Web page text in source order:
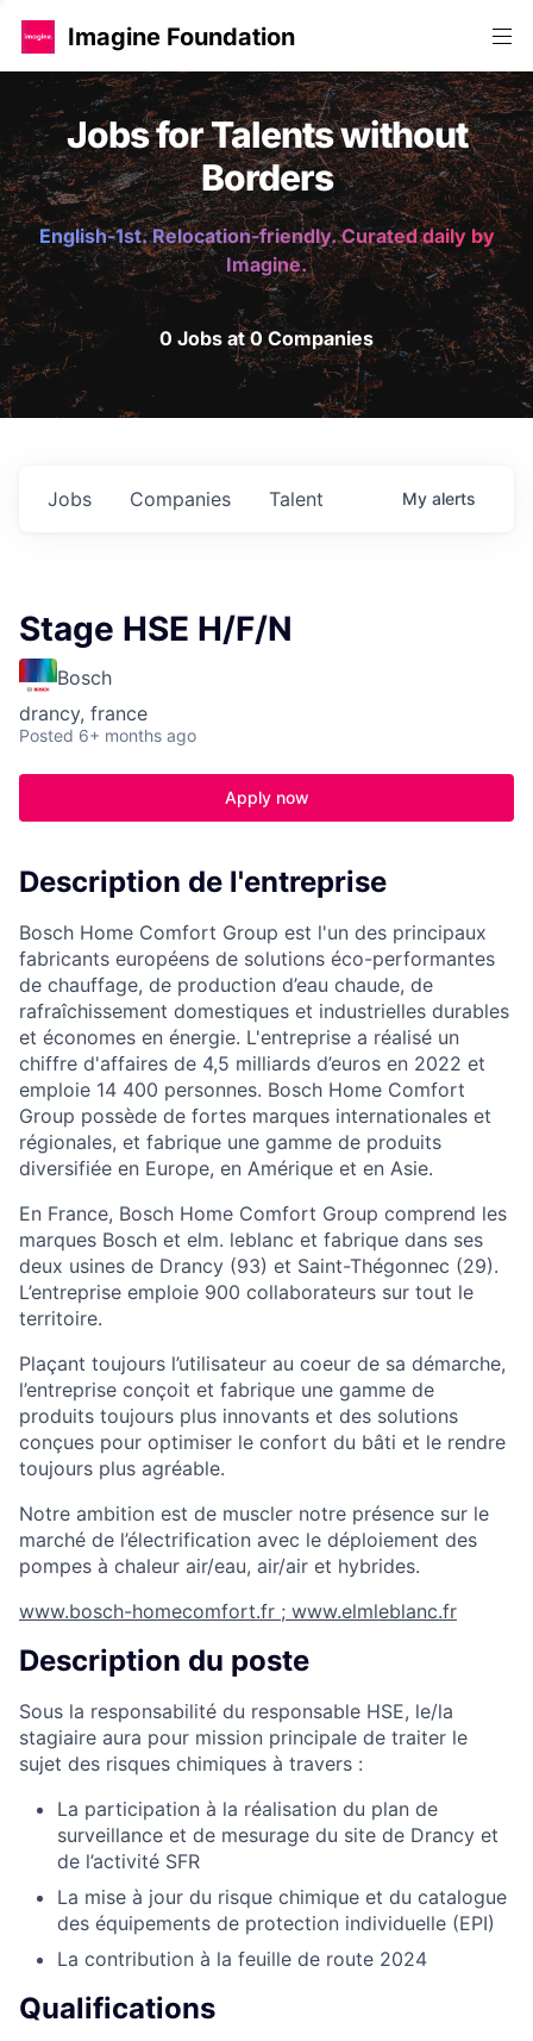
Imagine Foundation
Jobs for Talents without
Borders
English-1st. Relocation-friendly. Curated daily by
Imagine.
0 Jobs at 0 Companies
Jobs Companies Talent My alerts
Stage HSE H/F/N
Bosch
drancy, france
Posted 6+ months ago
Apply now
Description de l'entreprise
Bosch Home Comfort Group est l'un des principaux
fabricants européens de solutions éco-performantes
de chauffage, de production d’eau chaude, de
rafraîchissement domestiques et industrielles durables
et économes en énergie. L'entreprise a réalisé un
chiffre d'affaires de 4,5 milliards d’euros en 2022 et
emploie 14 400 personnes. Bosch Home Comfort
Group possède de fortes marques internationales et
régionales, et fabrique une gamme de produits
diversifiée en Europe, en Amérique et en Asie.
En France, Bosch Home Comfort Group comprend les
marques Bosch et elm. leblanc et fabrique dans ses
deux usines de Drancy (93) et Saint-Thégonnec (29).
L’entreprise emploie 900 collaborateurs sur tout le
territoire.
Plaçant toujours l’utilisateur au coeur de sa démarche,
l’entreprise conçoit et fabrique une gamme de
produits toujours plus innovants et des solutions
conçues pour optimiser le confort du bâti et le rendre
toujours plus agréable.
Notre ambition est de muscler notre présence sur le
marché de l’électrification avec le déploiement des
pompes à chaleur air/eau, air/air et hybrides.
www.bosch-homecomfort.fr ; www.elmleblanc.fr
Description du poste
Sous la responsabilité du responsable HSE, le/la
stagiaire aura pour mission principale de traiter le
sujet des risques chimiques à travers :
La participation à la réalisation du plan de
surveillance et de mesurage du site de Drancy et
de l’activité SFR
La mise à jour du risque chimique et du catalogue
des équipements de protection individuelle (EPI)
La contribution à la feuille de route 2024
Qualifications